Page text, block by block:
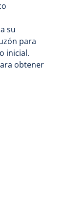
su
para
inicial.
obtener